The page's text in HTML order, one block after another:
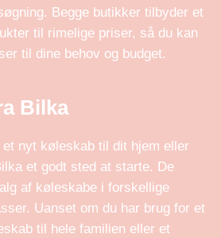
Begge butikker tilbyder et
til rimelige priser, så du kan
til dine behov og budget.
Bilka
nyt køleskab til dit hjem eller
et godt sted at starte. De
af køleskabe i forskellige
Uanset om du har brug for et
til hele familien eller et